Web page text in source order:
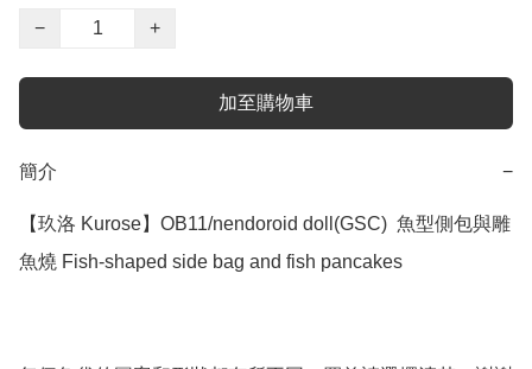
−
+
加至購物車
簡介 −
【玖洛 Kurose】OB11/nendoroid doll(GSC)  魚型側包與雕
魚燒 Fish-shaped side bag and fish pancakes